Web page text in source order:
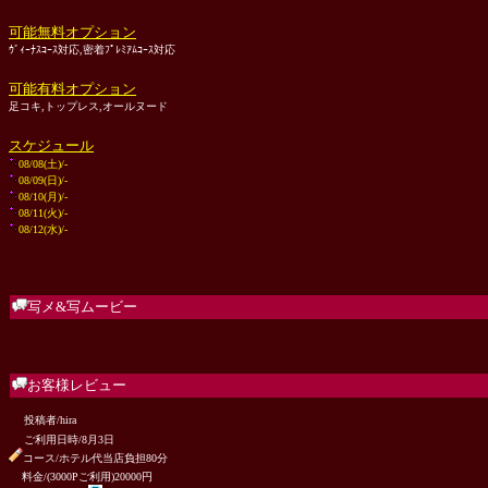
可能無料オプション
ｳﾞｨｰﾅｽｺｰｽ対応,密着ﾌﾟﾚﾐｱﾑｺｰｽ対応
可能有料オプション
足コキ,トップレス,オールヌード
スケジュール
08/08(土)/-
08/09(日)/-
08/10(月)/-
08/11(火)/-
08/12(水)/-
写メ&写ムービー
お客様レビュー
投稿者/hira
ご利用日時/8月3日
コース/ホテル代当店負担80分
料金/(3000Pご利用)20000円